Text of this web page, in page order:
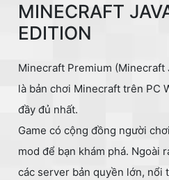
MINECRAFT
EDITION
Minecraft Premium (Minecraft
là bản chơi Minecraft trên PC
đầy đủ nhất.
Game có cộng đồng người
mod để bạn khám phá. Ngoài
các server bản quyền lớn, nổi